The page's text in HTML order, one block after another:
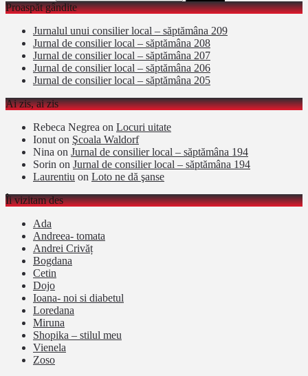
Proaspăt gândite
Jurnalul unui consilier local – săptămâna 209
Jurnal de consilier local – săptămâna 208
Jurnal de consilier local – săptămâna 207
Jurnal de consilier local – săptămâna 206
Jurnal de consilier local – săptămâna 205
Ai zis, ai zis
Rebeca Negrea on Locuri uitate
Ionut on Şcoala Waldorf
Nina on Jurnal de consilier local – săptămâna 194
Sorin on Jurnal de consilier local – săptămâna 194
Laurentiu on Loto ne dă şanse
Îi vizitam des
Ada
Andreea- tomata
Andrei Crivăț
Bogdana
Cetin
Dojo
Ioana- noi si diabetul
Loredana
Miruna
Shopika – stilul meu
Vienela
Zoso